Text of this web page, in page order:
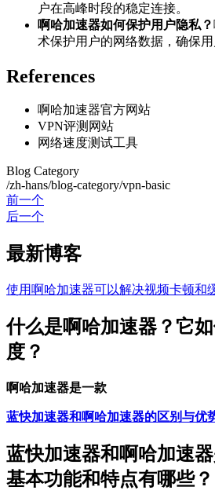
户在高峰时段的稳定连接。
啊哈加速器如何保护用户隐私？
术保护用户的网络数据，确保用
References
啊哈加速器官方网站
VPN评测网站
网络速度测试工具
Blog Category
/zh-hans/blog-category/vpn-basic
前一个
后一个
最新博客
使用啊哈加速器可以解决视频卡顿和
什么是啊哈加速器？它
度？
啊哈加速器是一款
蓝快加速器和啊哈加速器的区别与优
蓝快加速器和啊哈加速
基本功能和特点有哪些？